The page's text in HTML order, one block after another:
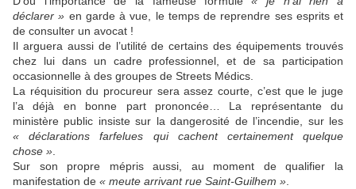
déclarer » en garde à vue, le temps de reprendre ses esprits et
de consulter un avocat !
Il arguera aussi de l’utilité de certains des équipements trouvés
chez lui dans un cadre professionnel, et de sa participation
occasionnelle à des groupes de Streets Médics.
La réquisition du procureur sera assez courte, c’est que le juge
l’a déjà en bonne part prononcée… La représentante du
ministère public insiste sur la dangerosité de l’incendie, sur les
« déclarations farfelues qui cachent certainement quelque
chose »
Sur son propre mépris aussi, au moment de qualifier la
manifestation de « meute arrivant rue Saint-Guilhem »